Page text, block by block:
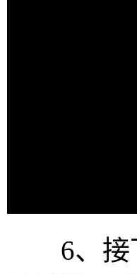
6、接下